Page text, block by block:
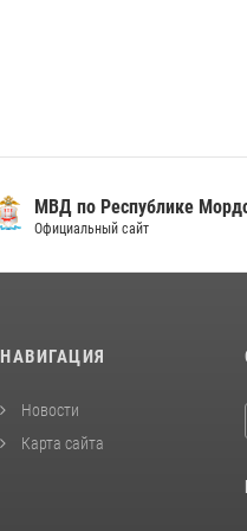
МВД по Республике
Официальный сайт
НАВИГАЦИЯ
Новости
Карта сайта